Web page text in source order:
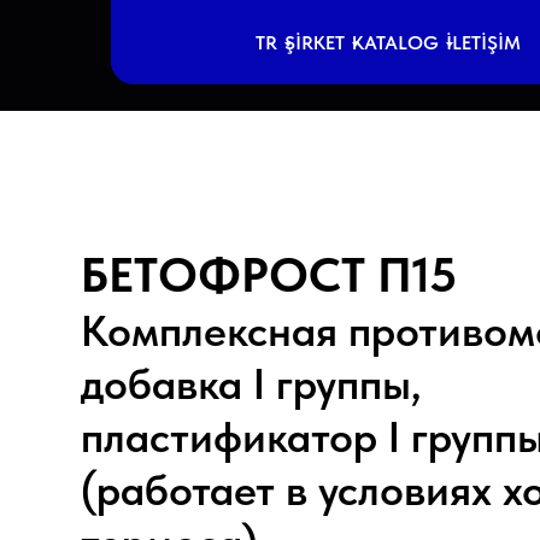
КОМПАНИЯ КАТАЛОГ
COMPANY CATALOG CONTACTS
TR ŞİRKET KATALOG İLETİŞİM
TR ŞİRKET KATALOG İLETİŞİM
БЕТОФРОСТ П15
Комплексная
добавка I группы,
пластификатор I
(работает в условиях